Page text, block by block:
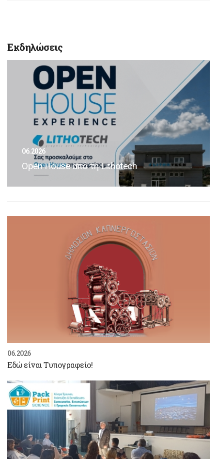
Εκδηλώσεις
06.2026
Open House από τη Lithotech
06.2026
Εδώ είναι Τυπογραφείο!